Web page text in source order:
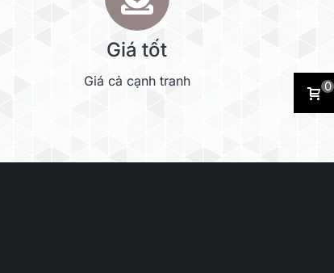
Giá tốt
Giá cả cạnh tranh 0